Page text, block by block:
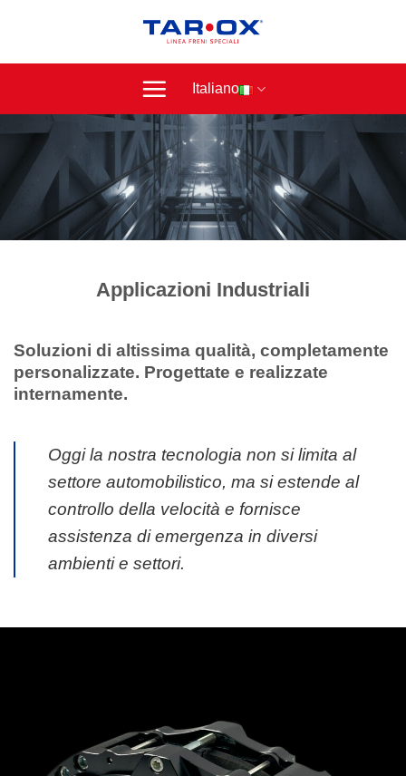
Italiano
Applicazioni Industriali
Soluzioni di altissima qualità, completamente
personalizzate. Progettate e realizzate
internamente.
Oggi la nostra tecnologia non si limita al
settore automobilistico, ma si estende al
controllo della velocità e fornisce
assistenza di emergenza in diversi
ambienti e settori.